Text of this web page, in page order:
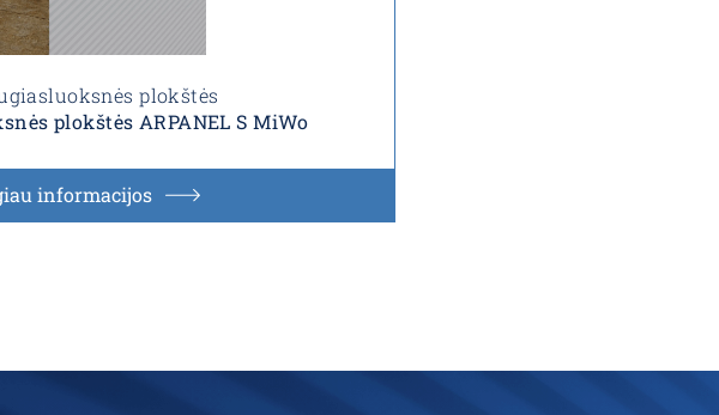
plokštės
plokštės ARPANEL S MiWo
informacijos